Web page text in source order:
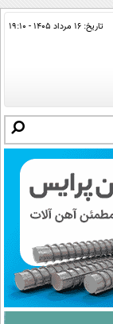
تاریخ: ۱۶ مرداد ۱۴۰۵ - ۱۹:۱۰